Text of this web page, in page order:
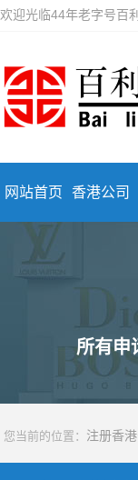
欢迎光临44年老字号百
网站首页 香港公司
所有申
您当前的位置： 注册香港